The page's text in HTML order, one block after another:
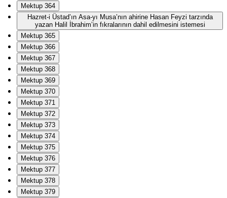
Mektup 364
Hazret-i Üstad’ın Asa-yı Musa’nın ahirine Hasan Feyzi tarzında
yazan Halil İbrahim’in fıkralarının dahil edilmesini istemesi
Mektup 365
Mektup 366
Mektup 367
Mektup 368
Mektup 369
Mektup 370
Mektup 371
Mektup 372
Mektup 373
Mektup 374
Mektup 375
Mektup 376
Mektup 377
Mektup 378
Mektup 379